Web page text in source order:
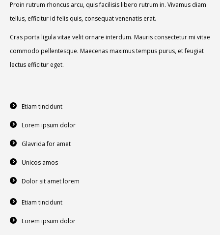
Proin rutrum rhoncus arcu, quis facilisis libero rutrum in. Vivamus diam
tellus, efficitur id felis quis, consequat venenatis erat.
Cras porta ligula vitae velit ornare interdum. Mauris consectetur mi vitae
commodo pellentesque. Maecenas maximus tempus purus, et feugiat
lectus efficitur eget.
Etiam tincidunt
Lorem ipsum dolor
Glavrida for amet
Unicos amos
Dolor sit amet lorem
Etiam tincidunt
Lorem ipsum dolor